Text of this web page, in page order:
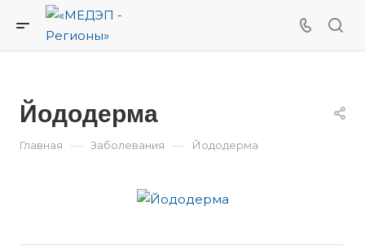
Йододерма
Главная — Заболевания — Йододерма